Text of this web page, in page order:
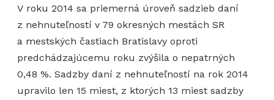
V roku 2014 sa priemerná úroveň sadzieb daní
z nehnuteľností v 79 okresných mestách SR
a mestských častiach Bratislavy oproti
predchádzajúcemu roku zvýšila o nepatrných
0,48 %. Sadzby daní z nehnuteľností na rok 2014
upravilo len 15 miest, z ktorých 13 miest sadzby